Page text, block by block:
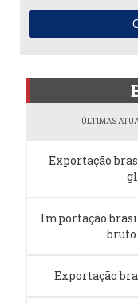
ÚLTIMAS
Exportação
Importação
Exportação